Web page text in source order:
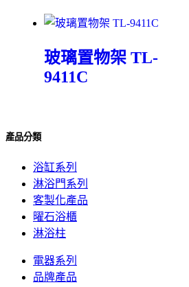
玻璃置物架 TL-
9411C
產品分類
浴缸系列
淋浴門系列
客製化產品
曜石浴櫃
淋浴柱
電器系列
品牌產品